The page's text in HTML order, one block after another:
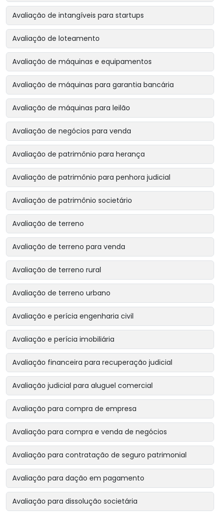
Avaliação de intangíveis para startups
Avaliação de loteamento
Avaliação de máquinas e equipamentos
Avaliação de máquinas para garantia bancária
Avaliação de máquinas para leilão
Avaliação de negócios para venda
Avaliação de patrimônio para herança
Avaliação de patrimônio para penhora judicial
Avaliação de patrimônio societário
Avaliação de terreno
Avaliação de terreno para venda
Avaliação de terreno rural
Avaliação de terreno urbano
Avaliação e perícia engenharia civil
Avaliação e perícia imobiliária
Avaliação financeira para recuperação judicial
Avaliação judicial para aluguel comercial
Avaliação para compra de empresa
Avaliação para compra e venda de negócios
Avaliação para contratação de seguro patrimonial
Avaliação para dação em pagamento
Avaliação para dissolução societária